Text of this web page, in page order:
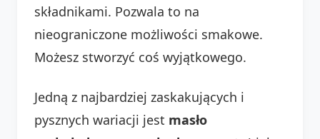
składnikami. Pozwala to na
nieograniczone możliwości smakowe.
Możesz stworzyć coś wyjątkowego.
Jedną z najbardziej zaskakujących i
pysznych wariacji jest masło